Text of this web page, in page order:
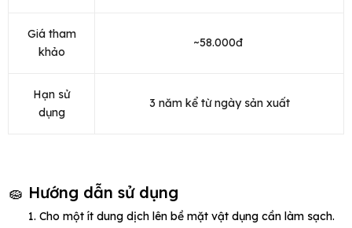
Giá tham
khảo
~58.000đ
Hạn sử
dụng
3 năm kể từ ngày sản xuất
🧽 Hướng dẫn sử dụng
Cho một ít dung dịch lên bề mặt vật dụng cần làm sạch.